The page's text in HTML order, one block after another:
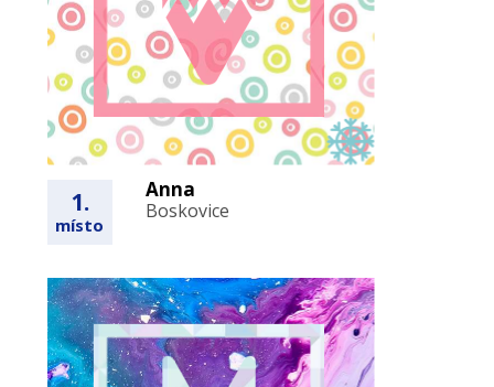
1.
místo
Anna
Boskovice